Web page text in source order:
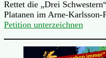
Rettet die „Drei
Platanen im Arne-Karlsson-
Petition unterzeichnen